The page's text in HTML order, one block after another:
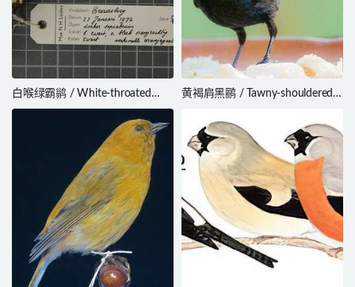
白喉绿霸鹟 / White-throated
Pewee / Contopus albogularis
黄褐肩黑鹂 / Tawny-shouldered